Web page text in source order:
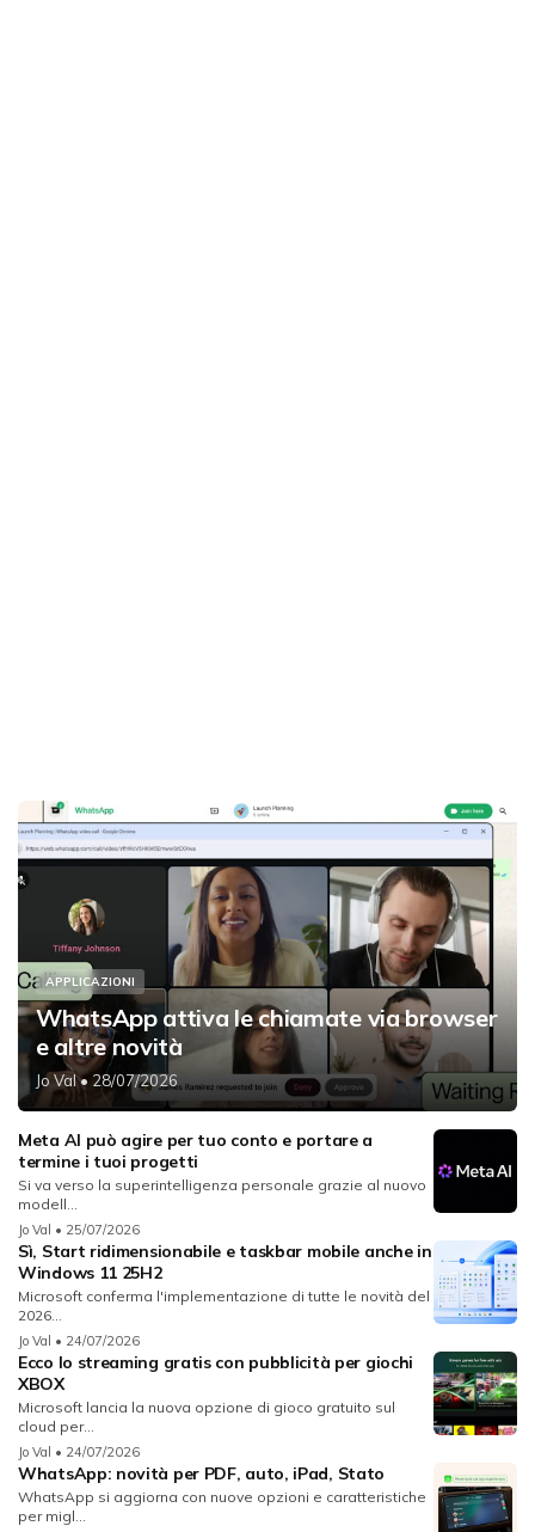
APPLICAZIONI
WhatsApp attiva le chiamate via browser
e altre novità
Jo Val• 28/07/2026
Meta AI può agire per tuo conto e portare a
termine i tuoi progetti
Si va verso la superintelligenza personale grazie al nuovo
modell...
Jo Val • 25/07/2026
Sì, Start ridimensionabile e taskbar mobile anche in
Windows 11 25H2
Microsoft conferma l'implementazione di tutte le novità del
2026...
Jo Val • 24/07/2026
Ecco lo streaming gratis con pubblicità per giochi
XBOX
Microsoft lancia la nuova opzione di gioco gratuito sul
cloud per...
Jo Val • 24/07/2026
WhatsApp: novità per PDF, auto, iPad, Stato
WhatsApp si aggiorna con nuove opzioni e caratteristiche
per migl...